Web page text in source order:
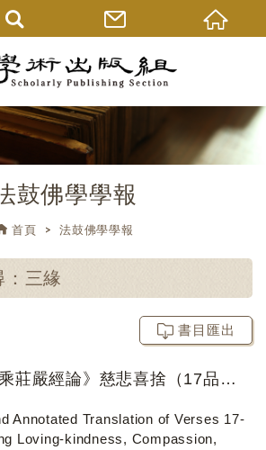
鼓佛學學報
首頁 法鼓佛學學報
：三緣
書目匯出
梵本《大乘莊嚴經論》慈悲喜捨（17品．第17-28偈）譯注與考察
Annotated Translation of Verses 17-
Loving-kindness, Compassion,